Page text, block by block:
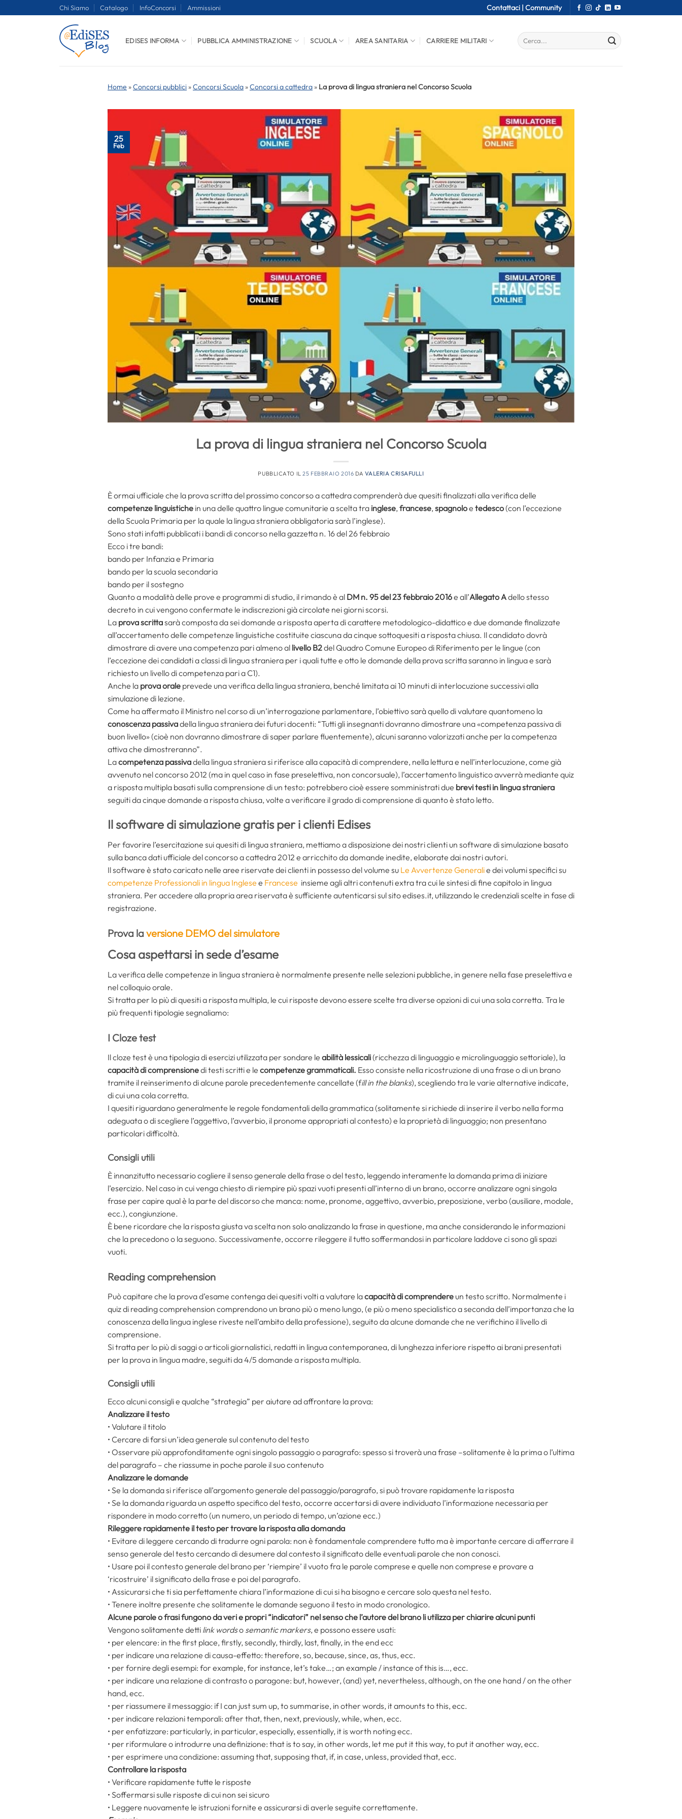
Chi Siamo Catalogo InfoConcorsi Ammissioni Contattaci | Community
EDISES INFORMA PUBBLICA AMMINISTRAZIONE SCUOLA AREA SANITARIA CARRIERE MILITARI
Home »Concorsi pubblici »Concorsi Scuola »Concorsi a cattedra » La prova di lingua straniera nel Concorso Scuola
25
Feb
La prova di lingua straniera nel Concorso Scuola
PUBBLICATO IL25 FEBBRAIO 2016 DAVALERIA CRISAFULLI
È ormai ufficiale che la prova scritta del prossimo concorso a cattedra comprenderà due quesiti finalizzati alla verifica delle
competenze linguistiche in una delle quattro lingue comunitarie a scelta tra inglese, francese, spagnoloe tedesco(con l’eccezione
della Scuola Primaria per la quale la lingua straniera obbligatoria sarà l’inglese).
Sono stati infatti pubblicati i bandi di concorso nella gazzetta n. 16 del 26 febbraio
Ecco i tre bandi:
bando per Infanzia e Primaria
bando per la scuola secondaria
bando per il sostegno
Quanto a modalità delle prove e programmi di studio, il rimando è al DM n. 95 del 23 febbraio 2016e all’Allegato Adello stesso
decreto in cui vengono confermate le indiscrezioni già circolate nei giorni scorsi.
La prova scrittasarà composta da sei domande a risposta aperta di carattere metodologico-didattico e due domande finalizzate
all’accertamento delle competenze linguistiche costituite ciascuna da cinque sottoquesiti a risposta chiusa. Il candidato dovrà
dimostrare di avere una competenza pari almeno al livello B2del Quadro Comune Europeo di Riferimento per le lingue (con
l’eccezione dei candidati a classi di lingua straniera per i quali tutte e otto le domande della prova scritta saranno in lingua e sarà
richiesto un livello di competenza pari a C1).
Anche la prova orale prevede una verifica della lingua straniera, benché limitata ai 10 minuti di interlocuzione successivi alla
simulazione di lezione.
Come ha affermato il Ministro nel corso di un’interrogazione parlamentare, l’obiettivo sarà quello di valutare quantomeno la
conoscenza passivadella lingua straniera dei futuri docenti: “Tutti gli insegnanti dovranno dimostrare una «competenza passiva di
buon livello» (cioè non dovranno dimostrare di saper parlare fluentemente), alcuni saranno valorizzati anche per la competenza
attiva che dimostreranno”.
Lacompetenza passivadella lingua straniera si riferisce alla capacità di comprendere, nella lettura e nell’interlocuzione, come già
avvenuto nel concorso 2012 (ma in quel caso in fase preselettiva, non concorsuale), l’accertamento linguistico avverrà mediante quiz
a risposta multipla basati sulla comprensione di un testo: potrebbero cioè essere somministrati due brevi testi in lingua straniera
seguiti da cinque domande a risposta chiusa, volte a verificare il grado di comprensione di quanto è stato letto.
Il software di simulazione gratis per i clienti Edises
Per favorire l’esercitazione sui quesiti di lingua straniera, mettiamo a disposizione dei nostri clienti un software di simulazione basato
sulla banca dati ufficiale del concorso a cattedra 2012 e arricchito da domande inedite, elaborate dai nostri autori.
Il software è stato caricato nelle aree riservate dei clienti in possesso del volume su Le Avvertenze Generalie dei volumi specifici su
competenze Professionali in lingua Inglese e Francese insieme agli altri contenuti extra tra cui le sintesi di fine capitolo in lingua
straniera. Per accedere alla propria area riservata è sufficiente autenticarsi sul sito edises.it, utilizzando le credenziali scelte in fase di
registrazione.
Prova la versione DEMO del simulatore
Cosa aspettarsi in sede d’esame
La verifica delle competenze in lingua straniera è normalmente presente nelle selezioni pubbliche, in genere nella fase preselettiva e
nel colloquio orale.
Si tratta per lo più di quesiti a risposta multipla, le cui risposte devono essere scelte tra diverse opzioni di cui una sola corretta. Tra le
più frequenti tipologie segnaliamo:
I Cloze test
Il cloze test è una tipologia di esercizi utilizzata per sondare le abilità lessicali(ricchezza di linguaggio e microlinguaggio settoriale), la
capacità di comprensionedi testi scritti e le competenze grammaticali. Esso consiste nella ricostruzione di una frase o di un brano
tramite il reinserimento di alcune parole precedentemente cancellate (fill in the blanks), scegliendo tra le varie alternative indicate,
di cui una cola corretta.
I quesiti riguardano generalmente le regole fondamentali della grammatica (solitamente si richiede di inserire il verbo nella forma
adeguata o di scegliere l’aggettivo, l’avverbio, il pronome appropriati al contesto) e la proprietà di linguaggio; non presentano
particolari difficoltà.
Consigli utili
È innanzitutto necessario cogliere il senso generale della frase o del testo, leggendo interamente la domanda prima di iniziare
l’esercizio. Nel caso in cui venga chiesto di riempire più spazi vuoti presenti all’interno di un brano, occorre analizzare ogni singola
frase per capire qual è la parte del discorso che manca: nome, pronome, aggettivo, avverbio, preposizione, verbo (ausiliare, modale,
ecc.), congiunzione.
È bene ricordare che la risposta giusta va scelta non solo analizzando la frase in questione, ma anche considerando le informazioni
che la precedono o la seguono. Successivamente, occorre rileggere il tutto soffermandosi in particolare laddove ci sono gli spazi
vuoti.
Reading comprehension
Può capitare che la prova d’esame contenga dei quesiti volti a valutare lacapacità di comprendere un testo scritto. Normalmente i
quiz di reading comprehension comprendono un brano più o meno lungo, (e più o meno specialistico a seconda dell’importanza che la
conoscenza della lingua inglese riveste nell’ambito della professione), seguito da alcune domande che ne verifichino il livello di
comprensione.
Si tratta per lo più di saggi o articoli giornalistici, redatti in lingua contemporanea, di lunghezza inferiore rispetto ai brani presentati
per la prova in lingua madre, seguiti da 4/5 domande a risposta multipla.
Consigli utili
Ecco alcuni consigli e qualche “strategia” per aiutare ad affrontare la prova:
Analizzare il testo
• Valutare il titolo
• Cercare di farsi un’idea generale sul contenuto del testo
• Osservare più approfonditamente ogni singolo passaggio o paragrafo: spesso si troverà una frase –solitamente è la prima o l’ultima
del paragrafo – che riassume in poche parole il suo contenuto
Analizzare le domande
• Se la domanda si riferisce all’argomento generale del passaggio/paragrafo, si può trovare rapidamente la risposta
• Se la domanda riguarda un aspetto specifico del testo, occorre accertarsi di avere individuato l’informazione necessaria per
rispondere in modo corretto (un numero, un periodo di tempo, un’azione ecc.)
Rileggere rapidamente il testo per trovare la risposta alla domanda
• Evitare di leggere cercando di tradurre ogni parola: non è fondamentale comprendere tutto ma è importante cercare di afferrare il
senso generale del testo cercando di desumere dal contesto il significato delle eventuali parole che non conosci.
• Usare poi il contesto generale del brano per ‘riempire’ il vuoto fra le parole comprese e quelle non comprese e provare a
‘ricostruire’ il significato della frase e poi del paragrafo.
• Assicurarsi che ti sia perfettamente chiara l’informazione di cui si ha bisogno e cercare solo questa nel testo.
• Tenere inoltre presente che solitamente le domande seguono il testo in modo cronologico.
Alcune parole o frasi fungono da veri e propri “indicatori” nel senso che l’autore del brano li utilizza per chiarire alcuni punti
Vengono solitamente detti link wordso semantic markers, e possono essere usati:
• per elencare: in the first place, firstly, secondly, thirdly, last, finally, in the end ecc
• per indicare una relazione di causa-effetto: therefore, so, because, since, as, thus, ecc.
• per fornire degli esempi: for example, for instance, let’s take…; an example / instance of this is…, ecc.
• per indicare una relazione di contrasto o paragone: but, however, (and) yet, nevertheless, although, on the one hand / on the other
hand, ecc.
• per riassumere il messaggio: if I can just sum up, to summarise, in other words, it amounts to this, ecc.
• per indicare relazioni temporali: after that, then, next, previously, while, when, ecc.
• per enfatizzare: particularly, in particular, especially, essentially, it is worth noting ecc.
• per riformulare o introdurre una definizione: that is to say, in other words, let me put it this way, to put it another way, ecc.
• per esprimere una condizione: assuming that, supposing that, if, in case, unless, provided that, ecc.
Controllare la risposta
• Verificare rapidamente tutte le risposte
• Soffermarsi sulle risposte di cui non sei sicuro
• Leggere nuovamente le istruzioni fornite e assicurarsi di averle seguite correttamente.